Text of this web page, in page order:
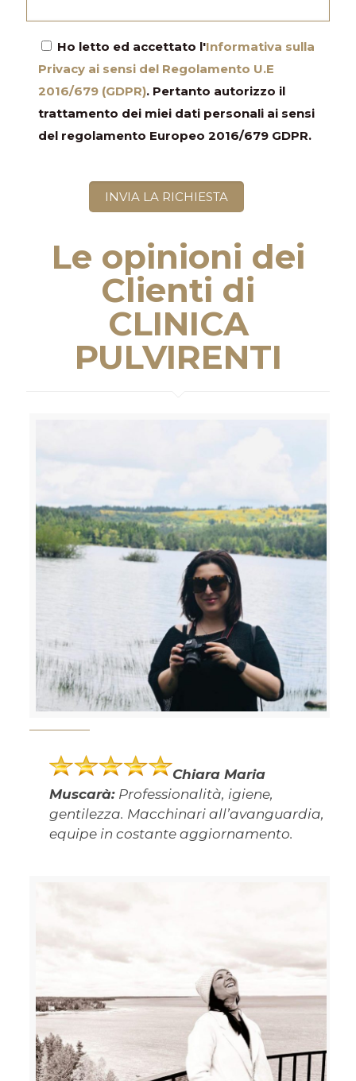
Ho letto ed accettato l'Informativa sulla
Privacy ai sensi del Regolamento U.E
2016/679 (GDPR). Pertanto autorizzo il
trattamento dei miei dati personali ai sensi
del regolamento Europeo 2016/679 GDPR.
Le opinioni dei
Clienti di
CLINICA
PULVIRENTI
Chiara Maria
Muscarà: Professionalità, igiene,
gentilezza. Macchinari all’avanguardia,
equipe in costante aggiornamento.